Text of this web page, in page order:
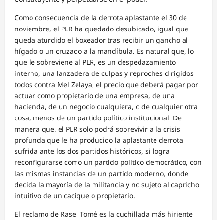
Como consecuencia de la derrota aplastante el 30 de
noviembre, el PLR ha quedado desubicado, igual que
queda aturdido el boxeador tras recibir un gancho al
hígado o un cruzado a la mandíbula. Es natural que, lo
que le sobreviene al PLR, es un despedazamiento
interno, una lanzadera de culpas y reproches dirigidos
todos contra Mel Zelaya, el precio que deberá pagar por
actuar como propietario de una empresa, de una
hacienda, de un negocio cualquiera, o de cualquier otra
cosa, menos de un partido político institucional. De
manera que, el PLR solo podrá sobrevivir a la crisis
profunda que le ha producido la aplastante derrota
sufrida ante los dos partidos históricos, si logra
reconfigurarse como un partido politico democrático, con
las mismas instancias de un partido moderno, donde
decida la mayoría de la militancia y no sujeto al capricho
intuitivo de un cacique o propietario.
El reclamo de Rasel Tomé es la cuchillada más hiriente